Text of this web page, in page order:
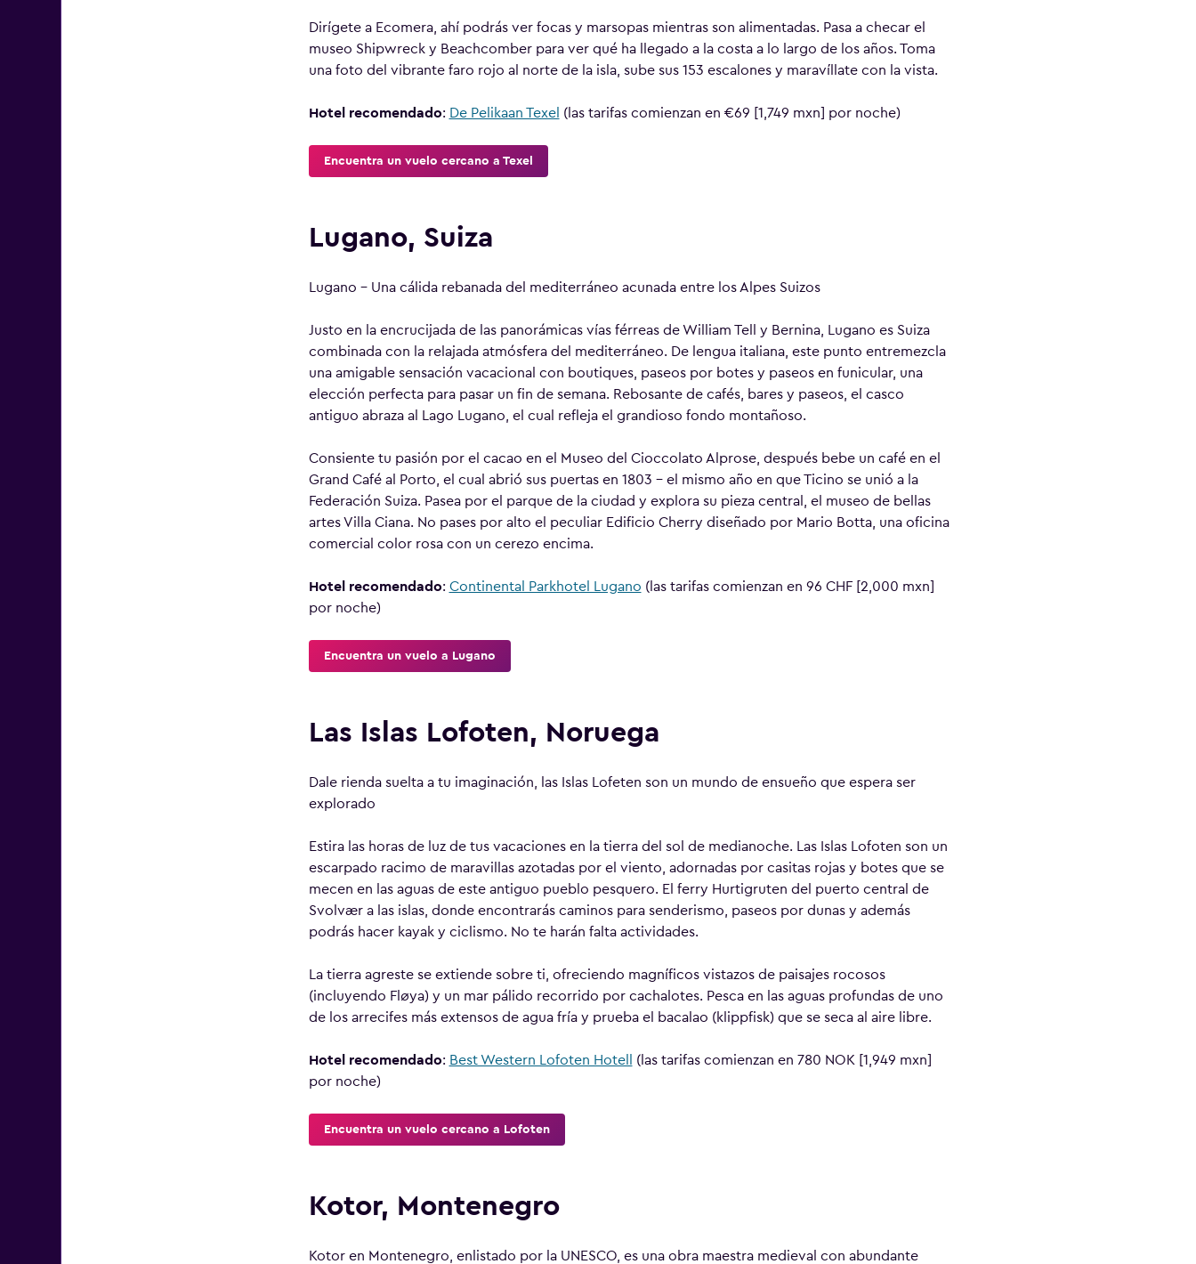
Dirígete a Ecomera, ahí podrás ver focas y marsopas mientras son alimentadas. Pasa a checar el
museo Shipwreck y Beachcomber para ver qué ha llegado a la costa a lo largo de los años. Toma
una foto del vibrante faro rojo al norte de la isla, sube sus 153 escalones y maravíllate con la vista.
Hotel recomendado: De Pelikaan Texel (las tarifas comienzan en €69 [1,749 mxn] por noche)
Encuentra un vuelo cercano a Texel
Lugano, Suiza
Lugano – Una cálida rebanada del mediterráneo acunada entre los Alpes Suizos
Justo en la encrucijada de las panorámicas vías férreas de William Tell y Bernina, Lugano es Suiza
combinada con la relajada atmósfera del mediterráneo. De lengua italiana, este punto entremezcla
una amigable sensación vacacional con boutiques, paseos por botes y paseos en funicular, una
elección perfecta para pasar un fin de semana. Rebosante de cafés, bares y paseos, el casco
antiguo abraza al Lago Lugano, el cual refleja el grandioso fondo montañoso.
Consiente tu pasión por el cacao en el Museo del Cioccolato Alprose, después bebe un café en el
Grand Café al Porto, el cual abrió sus puertas en 1803 – el mismo año en que Ticino se unió a la
Federación Suiza. Pasea por el parque de la ciudad y explora su pieza central, el museo de bellas
artes Villa Ciana. No pases por alto el peculiar Edificio Cherry diseñado por Mario Botta, una oficina
comercial color rosa con un cerezo encima.
Hotel recomendado: Continental Parkhotel Lugano (las tarifas comienzan en 96 CHF [2,000 mxn]
por noche)
Encuentra un vuelo a Lugano
Las Islas Lofoten, Noruega
Dale rienda suelta a tu imaginación, las Islas Lofeten son un mundo de ensueño que espera ser
explorado
Estira las horas de luz de tus vacaciones en la tierra del sol de medianoche. Las Islas Lofoten son un
escarpado racimo de maravillas azotadas por el viento, adornadas por casitas rojas y botes que se
mecen en las aguas de este antiguo pueblo pesquero. El ferry Hurtigruten del puerto central de
Svolvær a las islas, donde encontrarás caminos para senderismo, paseos por dunas y además
podrás hacer kayak y ciclismo. No te harán falta actividades.
La tierra agreste se extiende sobre ti, ofreciendo magníficos vistazos de paisajes rocosos
(incluyendo Fløya) y un mar pálido recorrido por cachalotes. Pesca en las aguas profundas de uno
de los arrecifes más extensos de agua fría y prueba el bacalao (klippfisk) que se seca al aire libre.
Hotel recomendado: Best Western Lofoten Hotell
(las tarifas comienzan en 780 NOK [1,949 mxn]
por noche)
Encuentra un vuelo cercano a Lofoten
Kotor, Montenegro
Kotor en Montenegro, enlistado por la UNESCO, es una obra maestra medieval con abundante